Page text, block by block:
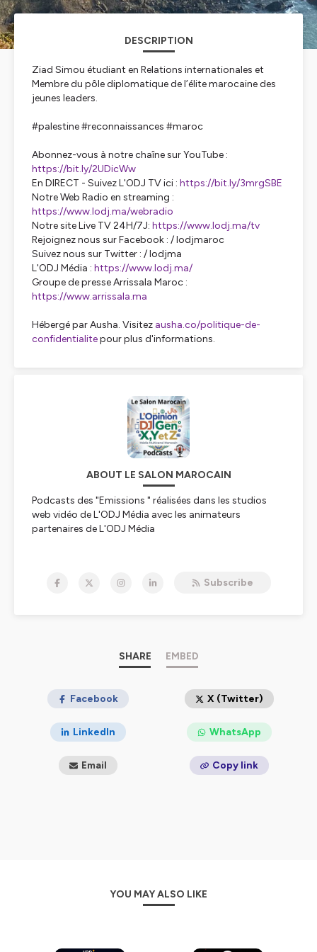
DESCRIPTION
Ziad Simou étudiant en Relations internationales et
Membre du pôle diplomatique de l’élite marocaine des
jeunes leaders.
#palestine #reconnaissances #maroc
Abonnez-vous à notre chaîne sur YouTube :
https://bit.ly/2UDicWw
En DIRECT - Suivez L'ODJ TV ici : https://bit.ly/3mrgSBE
Notre Web Radio en streaming :
https://www.lodj.ma/webradio
Notre site Live TV 24H/7J: https://www.lodj.ma/tv
Rejoignez nous sur Facebook : / lodjmaroc
Suivez nous sur Twitter : / lodjma
L'ODJ Média : https://www.lodj.ma/
Groupe de presse Arrissala Maroc :
https://www.arrissala.ma
Hébergé par Ausha. Visitez ausha.co/politique-de-
confidentialitepour plus d'informations.
ABOUT LE SALON MAROCAIN
Podcasts des "Emissions " réalisées dans les studios
web vidéo de L'ODJ Média avec les animateurs
partenaires de L'ODJ Média
Subscribe
SHARE EMBED
Facebook X (Twitter)
LinkedIn WhatsApp
Email Copy link
YOU MAY ALSO LIKE